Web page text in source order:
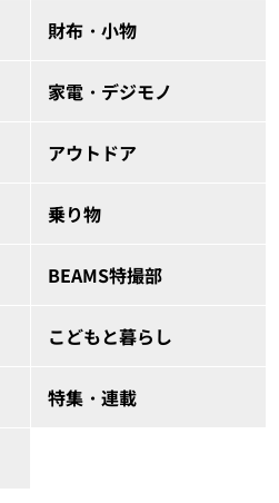
財布・小物
家電・デジモノ
アウトドア
乗り物
BEAMS特撮部
こどもと暮らし
特集・連載